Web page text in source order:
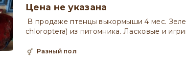
Цена не указана
В продаже птенцы выкормыши 4 мес.
chloroptera) из питомника. Ласковые и
разный пол